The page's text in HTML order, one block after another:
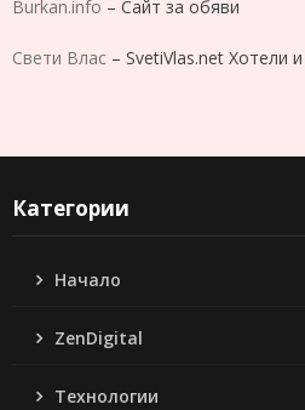
Burkan.info – Сайт за обяви
Свети Влас – SvetiVlas.net Хотели
Категории
Начало
ZenDigital
Технологии